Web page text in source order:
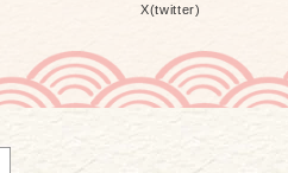
X(twitter)